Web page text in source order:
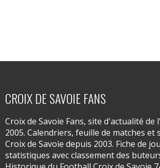
CROIX DE SAVOIE FANS
Croix de Savoie Fans, site d'actualité de
2005. Calendriers, feuille de matches et
Croix de Savoie depuis 2003. Fiche de
statistiques avec classement des